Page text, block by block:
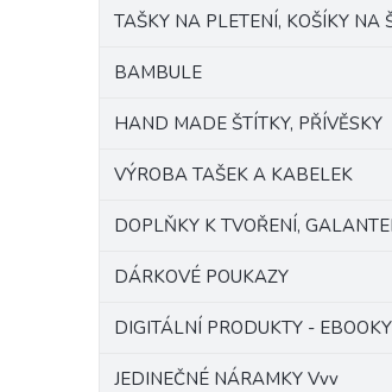
TAŠKY NA PLETENÍ, KOŠÍKY NA
BAMBULE
HAND MADE ŠTÍTKY, PŘÍVĚSKY
VÝROBA TAŠEK A KABELEK
DOPLŇKY K TVOŘENÍ,
DÁRKOVÉ POUKAZY
DIGITÁLNÍ PRODUKTY - EBOOKY
JEDINEČNÉ NÁRAMKY Vvv